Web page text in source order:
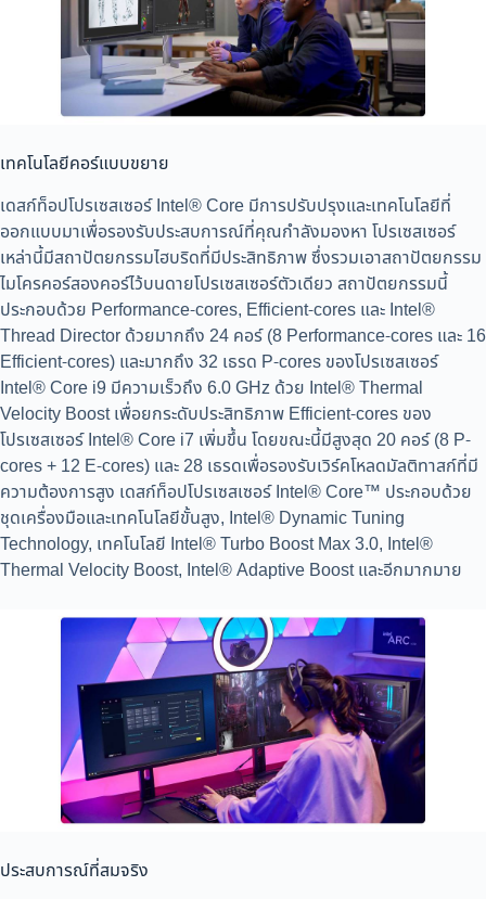
เทคโนโลยีคอร์แบบขยาย
เดสก์ท็อปโปรเซสเซอร์ Intel® Core มีการปรับปรุงและเทคโนโลยีที่
ออกแบบมาเพื่อรองรับประสบการณ์ที่คุณกำลังมองหา โปรเซสเซอร์
เหล่านี้มีสถาปัตยกรรมไฮบริดที่มีประสิทธิภาพ ซึ่งรวมเอาสถาปัตยกรรม
ไมโครคอร์สองคอร์ไว้บนดายโปรเซสเซอร์ตัวเดียว สถาปัตยกรรมนี้
ประกอบด้วย Performance-cores, Efficient-cores และ Intel®
Thread Director ด้วยมากถึง 24 คอร์ (8 Performance-cores และ 16
Efficient-cores) และมากถึง 32 เธรด P-cores ของโปรเซสเซอร์
Intel® Core i9 มีความเร็วถึง 6.0 GHz ด้วย Intel® Thermal
Velocity Boost เพื่อยกระดับประสิทธิภาพ Efficient-cores ของ
โปรเซสเซอร์ Intel® Core i7 เพิ่มขึ้น โดยขณะนี้มีสูงสุด 20 คอร์ (8 P-
cores + 12 E-cores) และ 28 เธรดเพื่อรองรับเวิร์คโหลดมัลติทาสก์ที่มี
ความต้องการสูง เดสก์ท็อปโปรเซสเซอร์ Intel® Core™ ประกอบด้วย
ชุดเครื่องมือและเทคโนโลยีขั้นสูง, Intel® Dynamic Tuning
Technology, เทคโนโลยี Intel® Turbo Boost Max 3.0, Intel®
Thermal Velocity Boost, Intel® Adaptive Boost และอีกมากมาย
ประสบการณ์ที่สมจริง